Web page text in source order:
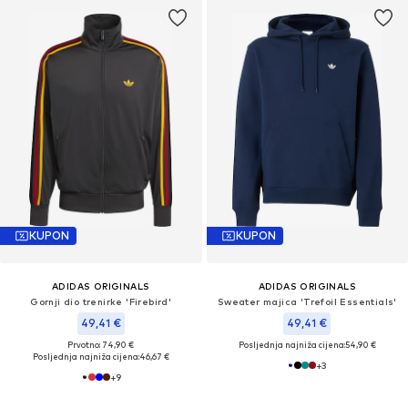
KUPON
ADIDAS ORIGINALS
Gornji dio trenirke 'Firebird'
49,41 €
Prvotno: 74,90 €
Posljednja najniža cijena:46,67 €
+9
KUPON
ADIDAS ORIGINALS
Sweater majica 'Trefoil Essentials'
49,41 €
Posljednja najniža cijena:54,90 €
+3